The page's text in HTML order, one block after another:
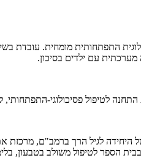
התפתחותית מומחית. עובדת
עם ילדים בסיכון.
לטיפול פסיכולוגי-
של היחידה לגיל הרך ברמב"ם,
הספר לטיפול משולב בטבעון,